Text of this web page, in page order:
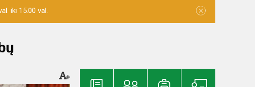
iki 15.00 val. ×